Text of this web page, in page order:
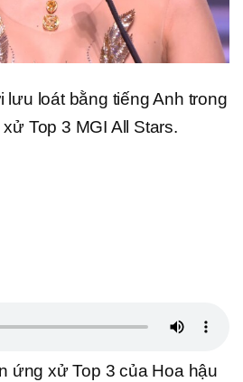
lưu loát bằng tiếng Anh trong
Top 3 MGI All Stars.
ứng xử Top 3 của Hoa hậu